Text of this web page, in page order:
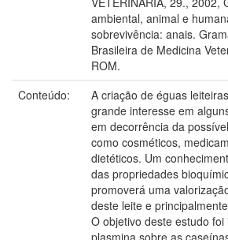
ambiental, animal e
sobrevivência: anais.
Brasileira de Medicina
ROM.
Conteúdo:
A criação de éguas
grande interesse em
em decorrência da
como cosméticos,
dietéticos. Um
das propriedades
promoverá uma
deste leite e
O objetivo deste estudo
plasmina sobre as